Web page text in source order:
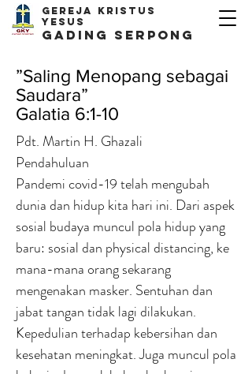
Gereja kristus
yesus
Gading Serpong
”Saling Menopang sebagai
Saudara”
Galatia 6:1-10
Pdt. Martin H. Ghazali
Pendahuluan
Pandemi covid-19 telah mengubah
dunia dan hidup kita hari ini. Dari aspek
sosial budaya muncul pola hidup yang
baru: sosial dan physical distancing, ke
mana-mana orang sekarang
mengenakan masker. Sentuhan dan
jabat tangan tidak lagi dilakukan.
Kepedulian terhadap kebersihan dan
kesehatan meningkat. Juga muncul pola